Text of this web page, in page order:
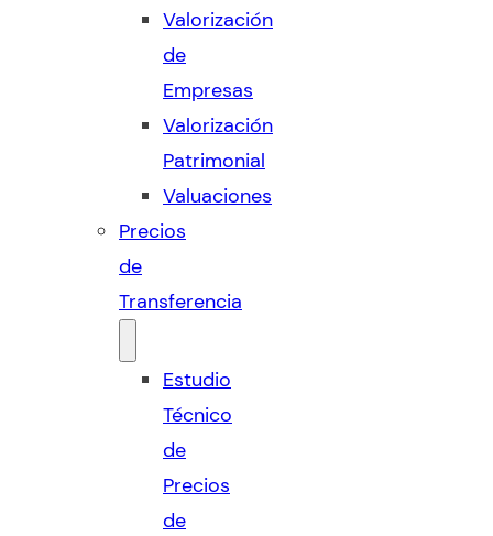
Valorización
de
Empresas
Valorización
Patrimonial
Valuaciones
Precios
de
Transferencia
Estudio
Técnico
de
Precios
de